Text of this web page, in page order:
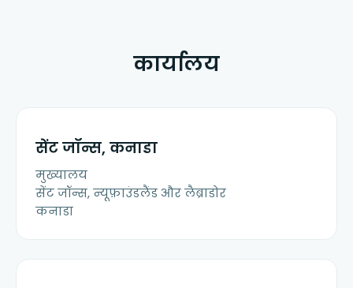
कार्यालय
सेंट जॉन्स, कनाडा
मुख्यालय
सेंट जॉन्स, न्यूफ़ाउंडलैंड और लैब्राडोर
कनाडा